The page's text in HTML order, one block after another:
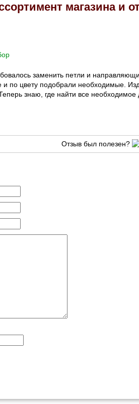
магазина и
заменить петли и
по цвету подобрали необходимые.
знаю, где найти все
Отзыв был полезен?